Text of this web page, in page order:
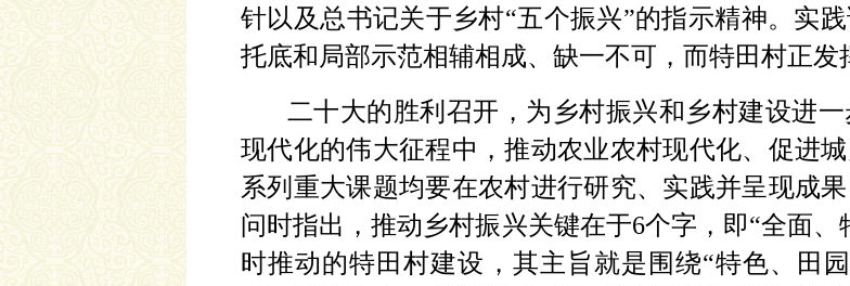
针以及总书记关于乡村“五个振兴”的指示精神。 实
托底和局部示范相辅相成、缺一不可，而特田村正发
二十大的胜利召开，为乡村振兴和乡村建设进
现代化的伟大征程中，推动农业农村现代化、促进
系列重大课题均要在农村进行研究、实践并呈现成
问时指出，推动乡村振兴关键在于6个字，即“全面
时推动的特田村建设，其主旨就是围绕“特色、田